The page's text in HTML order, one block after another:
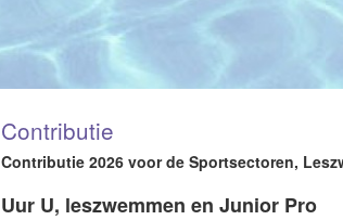
Contributie
Contributie 2026 voor de Sportsectoren,
Uur U, leszwemmen en Junior Pro